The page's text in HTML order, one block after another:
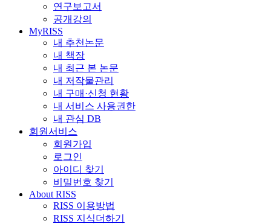
연구보고서
공개강의
MyRISS
내 추천논문
내 책장
내 최근 본 논문
내 저작물관리
내 구매·신청 현황
내 서비스 사용권한
내 관심 DB
회원서비스
회원가입
로그인
아이디 찾기
비밀번호 찾기
About RISS
RISS 이용방법
RISS 지식더하기